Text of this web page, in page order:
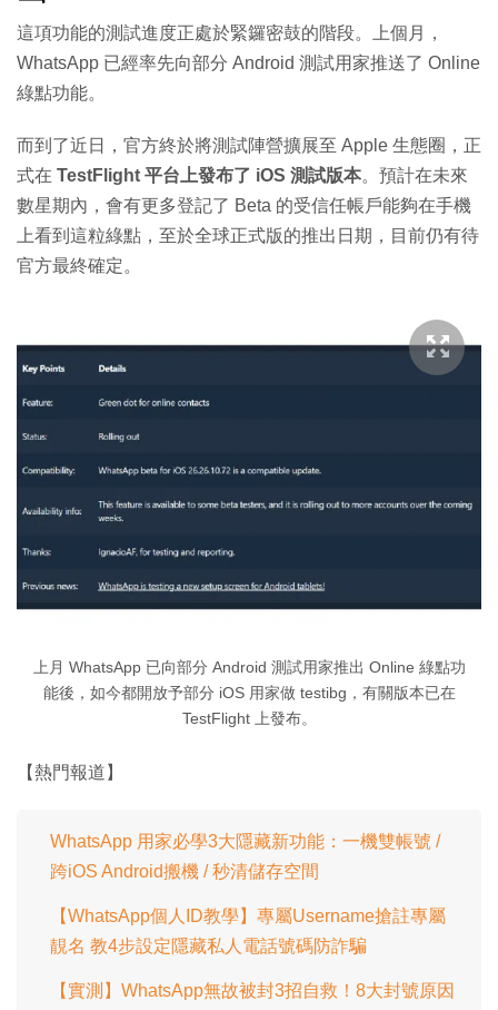
這項功能的測試進度正處於緊鑼密鼓的階段。上個月，
WhatsApp 已經率先向部分 Android 測試用家推送了 Online
綠點功能。
而到了近日，官方終於將測試陣營擴展至 Apple 生態圈，正
式在 TestFlight 平台上發布了 iOS 測試版本。預計在未來
數星期內，會有更多登記了 Beta 的受信任帳戶能夠在手機
上看到這粒綠點，至於全球正式版的推出日期，目前仍有待
官方最終確定。
上月 WhatsApp 已向部分 Android 測試用家推出 Online 綠點功
能後，如今都開放予部分 iOS 用家做 testibg，有關版本已在
TestFlight 上發布。
【熱門報道】
WhatsApp 用家必學3大隱藏新功能：一機雙帳號 /
跨iOS Android搬機 / 秒清儲存空間
【WhatsApp個人ID教學】專屬Username搶註專屬
靚名 教4步設定隱藏私人電話號碼防詐騙
【實測】WhatsApp無故被封3招自救！8大封號原因